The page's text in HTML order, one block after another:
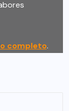
completo.